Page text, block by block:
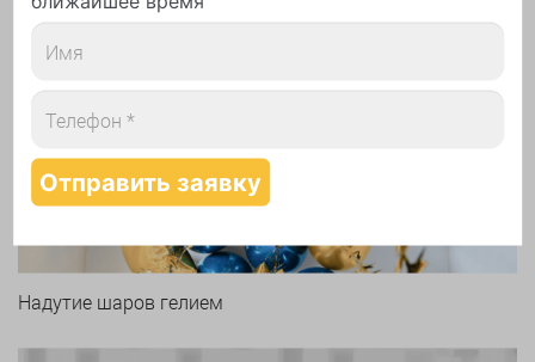
Арки и гирлянды из шаров
Надутие шаров гелием